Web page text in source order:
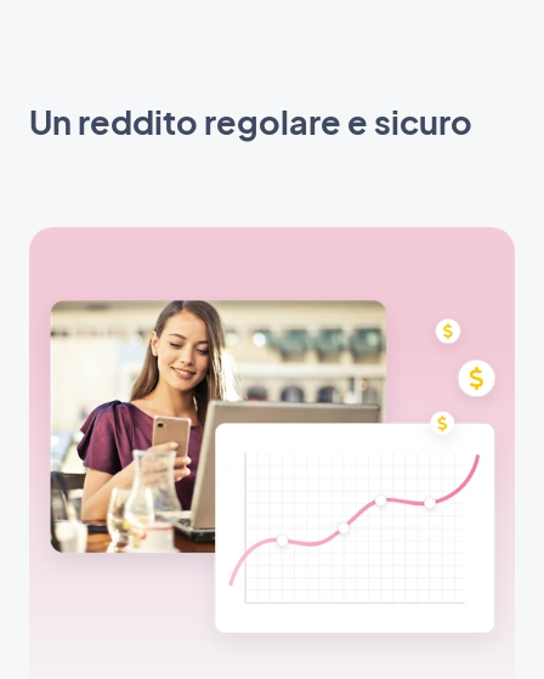
Un reddito regolare e sicuro